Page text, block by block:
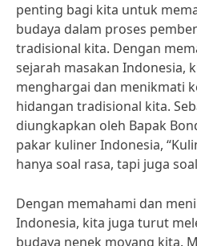
penting bagi kita untuk
budaya dalam proses
tradisional kita. Dengan
sejarah masakan Indonesia,
menghargai dan menikmati
hidangan tradisional kita.
diungkapkan oleh Bapak
pakar kuliner Indonesia,
hanya soal rasa, tapi juga
Dengan memahami dan
Indonesia, kita juga turut
budaya nenek moyang kita.